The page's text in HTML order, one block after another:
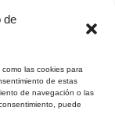
de
las cookies para
de estas
de navegación o las
puede
día libre para
visitando
por descubrir.